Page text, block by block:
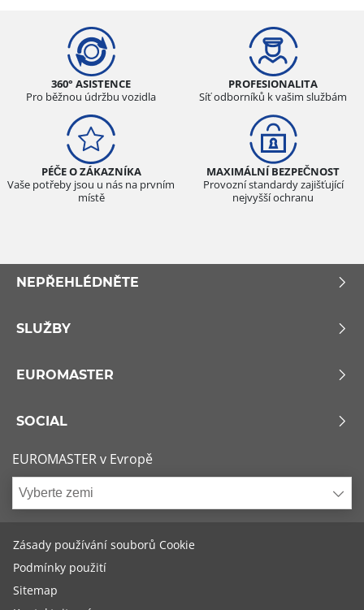
360° ASISTENCE
Pro běžnou údržbu vozidla
PROFESIONALITA
Síť odborníků k vašim službám
PÉČE O ZÁKAZNÍKA
Vaše potřeby jsou u nás na prvním
místě
MAXIMÁLNÍ BEZPEČNOST
Provozní standardy zajišťující
nejvyšší ochranu
NEPŘEHLÉDNĚTE
SLUŽBY
EUROMASTER
SOCIAL
EUROMASTER v Evropě
Vyberte zemi
Zásady používání souborů Cookie
Podmínky použití
Sitemap